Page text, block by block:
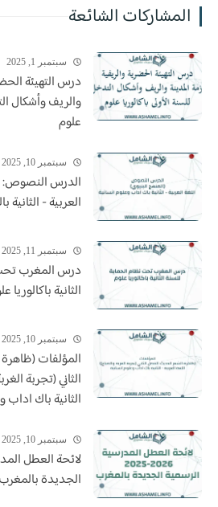
المشاركات الشائعة
سبتمبر 1, 2025
درس التهيئة
والريف وأشكال
علوم
سبتمبر 10, 2025
الدرس النصوص:
العربية - الثانية
سبتمبر 11, 2025
درس المغرب تحت
الثانية باكالوريا علوم
سبتمبر 10, 2025
المؤلفات (ظاهرة
الثاني (تجربة
الثانية باك اداب
سبتمبر 10, 2025
الجديدة بالمغرب